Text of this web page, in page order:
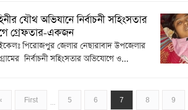
যৌথ অভিযানে নির্বাচনী সহিংসতার
গ্রেফতার-একজন
পিরোজপুর জেলার নেছারাবাদ উপজেলার
নির্বাচনী সহিংসতার অভিযোগে ও...
First ... 5 6 7 8 9